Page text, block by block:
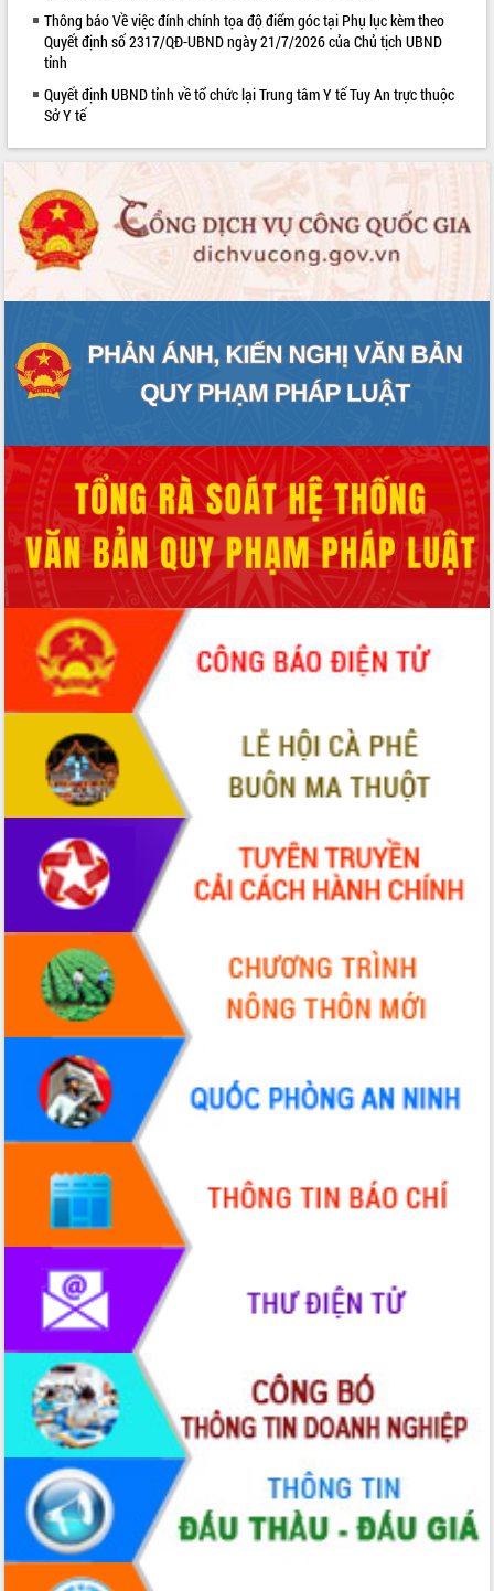
Bí thư Tỉnh ủy Lương Nguyễn Minh
Triết thăm, tặng quà người có công với
cách mạng
Rà soát, hoàn thiện hệ thống thiết chế
văn hóa, thể thao đáp ứng yêu cầu
phát triển mới
Thường trực HĐND tỉnh Đắk Lắk gặp
Minh
Lễ truy điệu và an táng hài cốt liệt sĩ
tại Nghĩa trang Liệt sĩ xã Sơn Hòa
Bàn giải pháp tháo gỡ khó khăn trong
xuất khẩu sầu riêng và triển khai quy
Thứ trưởng Bộ Nông nghiệp và Môi
trường Nguyễn Hoàng Hiệp khảo sát
vùng trồng và doanh nghiệp đóng gói
Trình diễn nghệ thuật chế biến các
món ăn từ sầu riêng
Đắk Lắk công bố Quy hoạch và xúc
tiến đầu tư tỉnh
Ngành cá ngừ Đắk Lắk chủ động thích
ứng để giữ vững thị trường xuất khẩu
Diễn đàn Kinh tế tư nhân Việt Nam đột
phá cơ chế - Hợp tác công tư
Đề án 06 tạo bước ngoặt đột phá trong
cải cách hành chính tỉnh Đắk Lắk
Kết nối tour, đẩy mạnh chuyển đổi số
để phát triển du lịch Đắk Lắk
Khởi động Dự án Đầu tư xây dựng hạ
tầng kỹ thuật Cụm công nghiệp Tân
Gặp mặt các cơ quan báo chí nhân Kỷ
niệm 101 năm Ngày Báo chí Cách
mạng Việt Nam
Đắk Lắk sơ kết 4 năm triển khai thực
hiện Đề án 06 của Chính phủ
Họp báo thông tin về Hội nghị Công bố
Quy hoạch và Xúc tiến đầu tư tỉnh Đắk
Khơi thông điểm nghẽn, đẩy nhanh
giải ngân vốn khắc phục thiên tai
HĐND tỉnh thông qua điều chỉnh Quy
hoạch tỉnh thời kỳ 2021-2030
Hội thảo góp ý hồ sơ điều chỉnh quy
hoạch tỉnh Đắk Lắk thời kỳ 2021-2030,
tầm nhìn đến năm 2050
Nâng cao hiệu quả hoạt động của các
doanh nghiệp nhà nước
Hội nghị triển khai kết nối mạng
truyền số liệu chuyên dùng phục vụ cơ
quan Đảng, Nhà nước
Lễ phát động chuỗi hoạt động chung
tay làm sạch môi trường
Xã Ea Kar bước chuyển mình trong
công tác cải cách hành chính mô hình
mới
UBND tỉnh họp báo định kỳ tháng 4
năm 2026
Hội thảo khoa học “Giải pháp thúc đẩy
phát triển nền kinh tế xanh tại tỉnh
Đắk Lắk”
Tăng cường giám sát, đôn đốc thực
hiện nhiệm vụ quản lý tài sản công
hàng tuần
LIÊN KẾT WEB
Thông báo Về việc đính chính tọa độ điểm góc tại Phụ lục kèm theo
Quyết định số 2317/QĐ-UBND ngày 21/7/2026 của Chủ tịch UBND
tỉnh
Quyết định UBND tỉnh về tổ chức lại Trung tâm Y tế Tuy An trực thuộc
Sở Y tế